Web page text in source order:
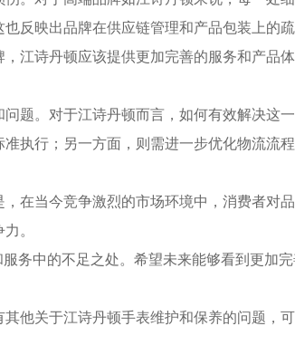
反映出品牌在供应链管理和产品包装上的疏
诗丹顿应该提供更加完善的服务和产品
。对于江诗丹顿而言，如何有效解决这
执行；另一方面，则需进一步优化物流流
当今竞争激烈的市场环境中，消费者对
。
中的不足之处。希望未来能够看到更加
他关于江诗丹顿手表维护和保养的问题，